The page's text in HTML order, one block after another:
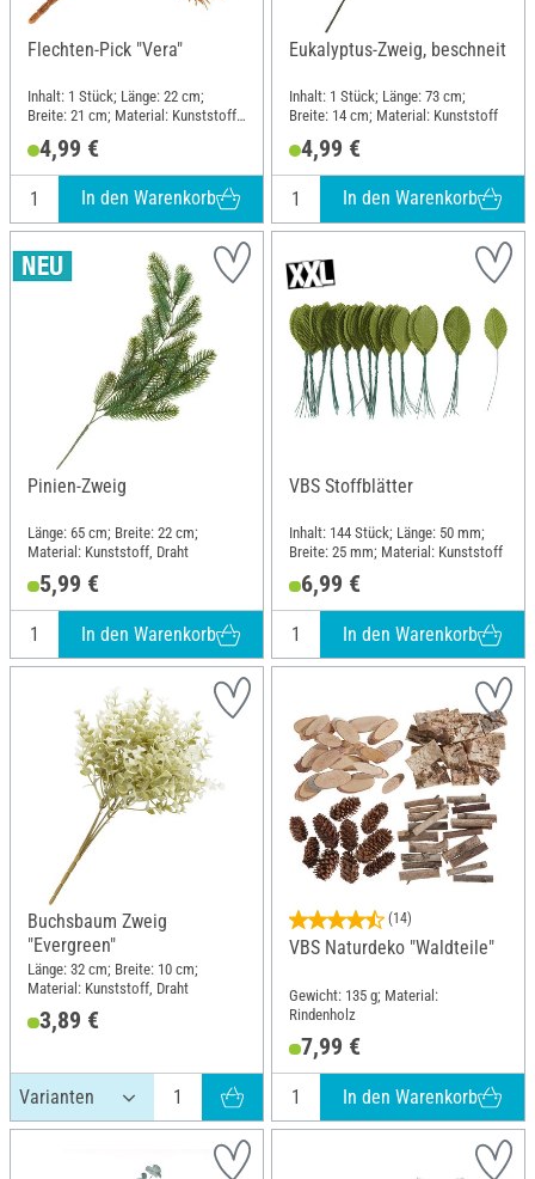
Flechten-Pick "Vera"
Inhalt: 1 Stück; Länge: 22 cm;
Breite: 21 cm; Material: Kunststoff,
4,99 €
In den Warenkorb
Eukalyptus-Zweig, beschneit
Inhalt: 1 Stück; Länge: 73 cm;
Breite: 14 cm; Material: Kunststoff
4,99 €
In den Warenkorb
Pinien-Zweig
Länge: 65 cm; Breite: 22 cm;
Material: Kunststoff, Draht
5,99 €
In den Warenkorb
VBS Stoffblätter
Inhalt: 144 Stück; Länge: 50 mm;
Breite: 25 mm; Material: Kunststoff
6,99 €
In den Warenkorb
Buchsbaum Zweig
"Evergreen"
Länge: 32 cm; Breite: 10 cm;
Material: Kunststoff, Draht
3,89 €
(14)
VBS Naturdeko "Waldteile"
Gewicht: 135 g; Material:
Rindenholz
7,99 €
In den Warenkorb